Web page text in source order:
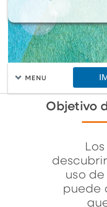
MENU
Objetivo
uso
puede